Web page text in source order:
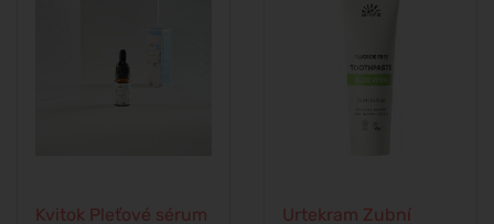
Kvitok Pleťové sérum Urtekram Zubní